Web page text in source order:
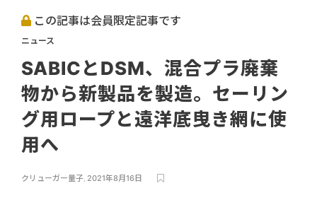
この記事は会員限定記事です
ニュース
SABICとDSM、混合プラ廃棄
物から新製品を製造。セーリン
グ用ロープと遠洋底曳き網に使
用へ
クリューガー量子, 2021年8月16日